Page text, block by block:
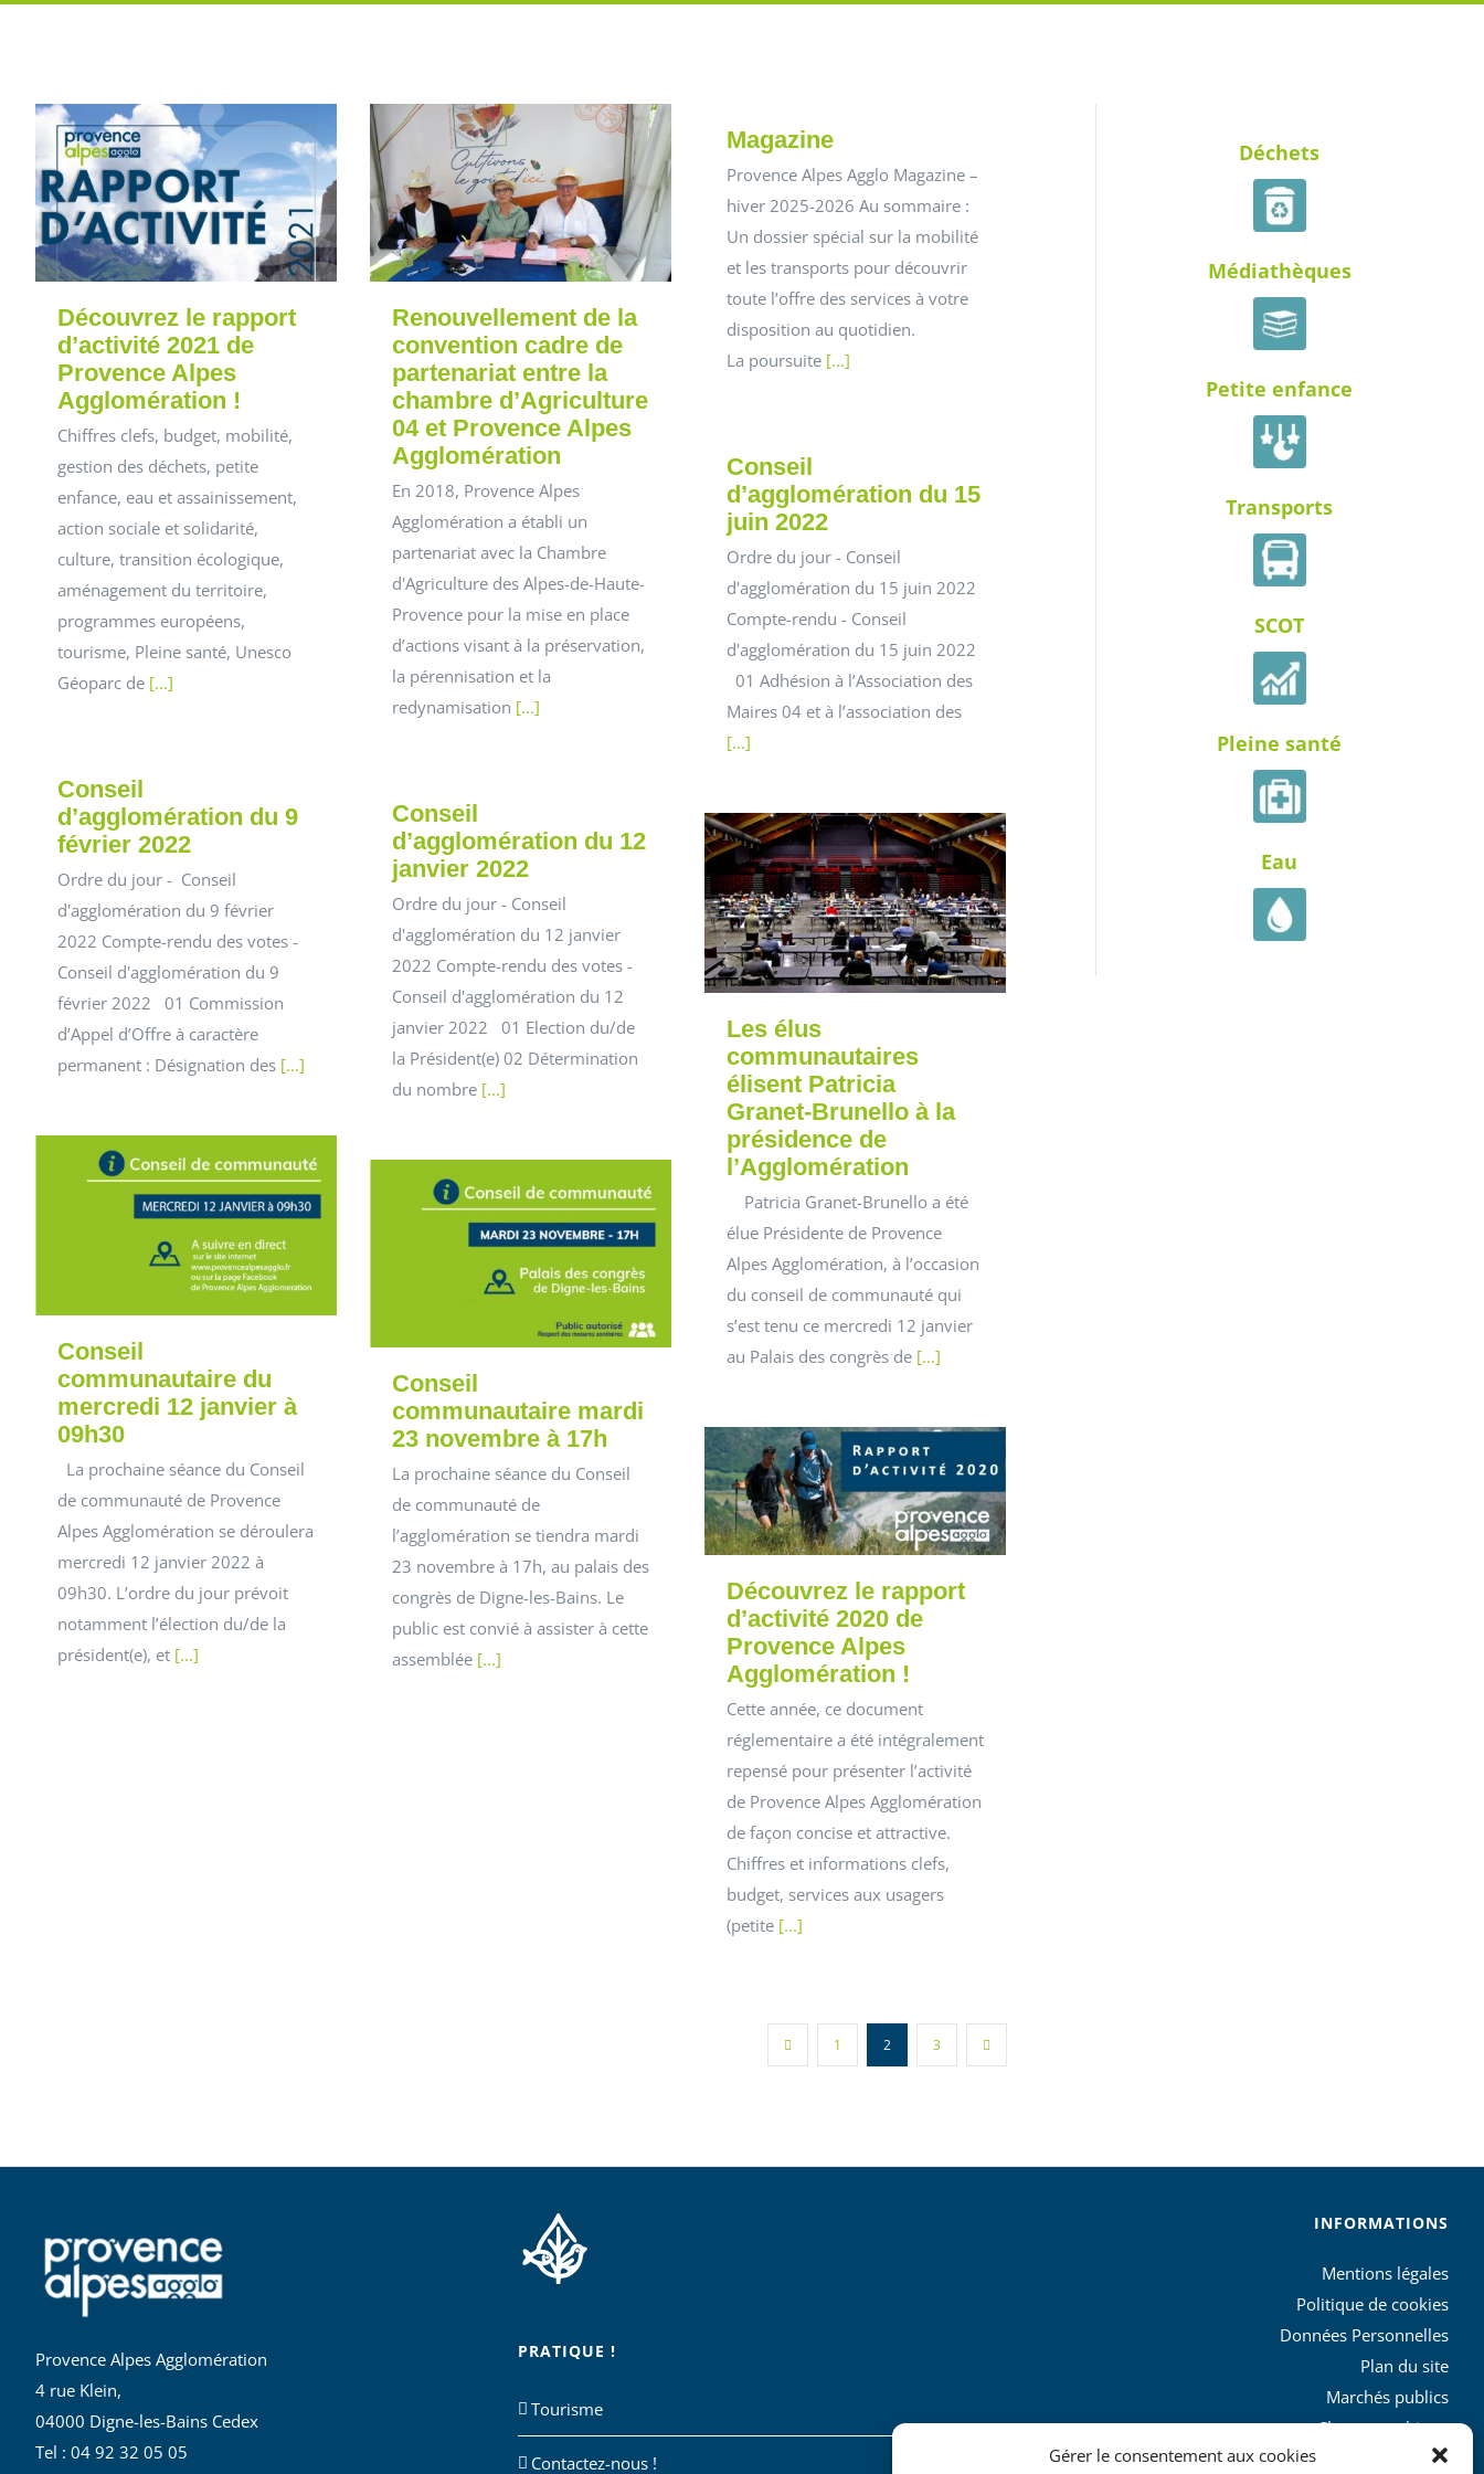
Gérer le consentement aux cookies
Découvrez le rapport
d’activité 2021 de
Provence Alpes
Agglomération !
Chiffres clefs, budget, mobilité,
gestion des déchets, petite
enfance, eau et assainissement,
action sociale et solidarité,
culture, transition écologique,
aménagement du territoire,
programmes européens,
tourisme, Pleine santé, Unesco
Géoparc de [...]
Renouvellement de la
convention cadre de
partenariat entre la
chambre d’Agriculture
04 et Provence Alpes
Agglomération
En 2018, Provence Alpes
Agglomération a établi un
partenariat avec la Chambre
d'Agriculture des Alpes-de-Haute-
Provence pour la mise en place
d’actions visant à la préservation,
la pérennisation et la
redynamisation [...]
Magazine
Provence Alpes Agglo Magazine –
hiver 2025-2026 Au sommaire :
Un dossier spécial sur la mobilité
et les transports pour découvrir
toute l’offre des services à votre
disposition au quotidien.
La poursuite [...]
Conseil
d’agglomération du 15
juin 2022
Ordre du jour - Conseil
d'agglomération du 15 juin 2022
Compte-rendu - Conseil
d'agglomération du 15 juin 2022
01 Adhésion à l’Association des
Maires 04 et à l’association des
[...]
Conseil
d’agglomération du 9
février 2022
Ordre du jour - Conseil
d'agglomération du 9 février
2022 Compte-rendu des votes -
Conseil d'agglomération du 9
février 2022 01 Commission
d’Appel d’Offre à caractère
permanent : Désignation des [...]
Conseil
d’agglomération du 12
janvier 2022
Ordre du jour - Conseil
d'agglomération du 12 janvier
2022 Compte-rendu des votes -
Conseil d'agglomération du 12
janvier 2022 01 Election du/de
la Président(e) 02 Détermination
du nombre [...]
Les élus
communautaires
élisent Patricia
Granet-Brunello à la
présidence de
l’Agglomération
Patricia Granet-Brunello a été
élue Présidente de Provence
Alpes Agglomération, à l’occasion
du conseil de communauté qui
s’est tenu ce mercredi 12 janvier
au Palais des congrès de [...]
Conseil
communautaire du
mercredi 12 janvier à
09h30
La prochaine séance du Conseil
de communauté de Provence
Alpes Agglomération se déroulera
mercredi 12 janvier 2022 à
09h30. L’ordre du jour prévoit
notamment l’élection du/de la
président(e), et [...]
Conseil
communautaire mardi
23 novembre à 17h
La prochaine séance du Conseil
de communauté de
l’agglomération se tiendra mardi
23 novembre à 17h, au palais des
congrès de Digne-les-Bains. Le
public est convié à assister à cette
assemblée [...]
Découvrez le rapport
d’activité 2020 de
Provence Alpes
Agglomération !
Cette année, ce document
réglementaire a été intégralement
repensé pour présenter l’activité
de Provence Alpes Agglomération
de façon concise et attractive.
Chiffres et informations clefs,
budget, services aux usagers
(petite [...]
1 2 3
Déchets
Médiathèques
Petite enfance
Transports
SCOT
Pleine santé
Eau
Provence Alpes Agglomération
4 rue Klein,
04000 Digne-les-Bains Cedex
Tel : 04 92 32 05 05
PRATIQUE !
Tourisme
Contactez-nous !
INFORMATIONS
Mentions légales
Politique de cookies
Données Personnelles
Plan du site
Marchés publics
Charte graphique
L’agglo recrute